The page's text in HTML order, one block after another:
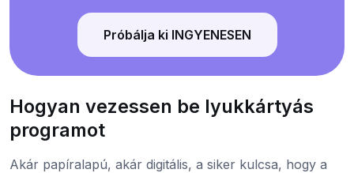
Próbálja ki INGYENESEN
Hogyan vezessen be lyukkártyás
programot
Akár papíralapú, akár digitális, a siker kulcsa, hogy a